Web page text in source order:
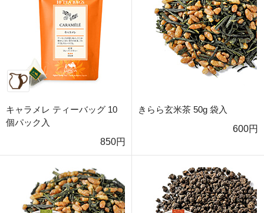
キャラメレ ティーバッグ 10
個パック入
850円
きらら玄米茶 50g 袋入
600円